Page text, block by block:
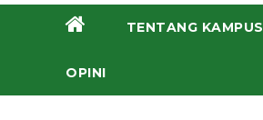
TENTANG KAMPUS
OPINI